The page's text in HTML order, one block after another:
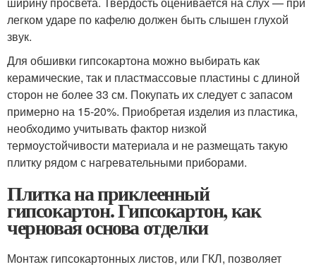
легком ударе по кафелю должен быть слышен глухой
звук.
Для обшивки гипсокартона можно выбирать как
керамические, так и пластмассовые пластины с длиной
сторон не более 33 см. Покупать их следует с запасом
примерно на 15-20%. Приобретая изделия из пластика,
необходимо учитывать фактор низкой
термоустойчивости материала и не размещать такую
плитку рядом с нагревательными приборами.
Плитка на приклеенный
гипсокартон. Гипсокартон, как
черновая основа отделки
Монтаж гипсокартонных листов, или ГКЛ, позволяет